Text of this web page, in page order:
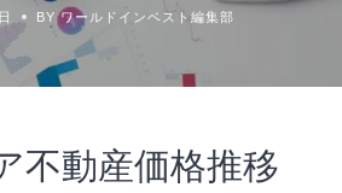
BY ワールドインベスト編集部
不動産価格推移